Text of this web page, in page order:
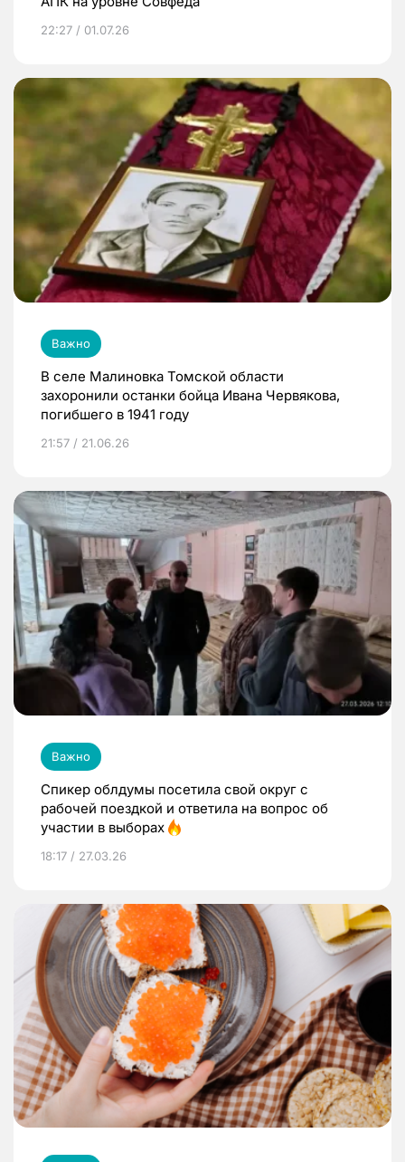
22:27 / 01.07.26
Важно
В селе Малиновка Томской области
захоронили останки бойца Ивана Червякова,
погибшего в 1941 году
21:57 / 21.06.26
Важно
Спикер облдумы посетила свой округ с
рабочей поездкой и ответила на вопрос об
участии в выборах
18:17 / 27.03.26